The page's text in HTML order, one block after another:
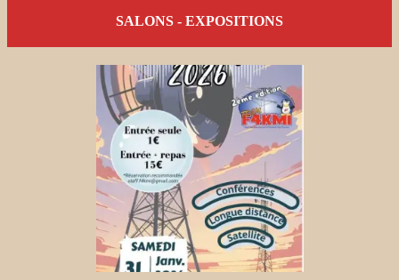
SALONS - EXPOSITIONS